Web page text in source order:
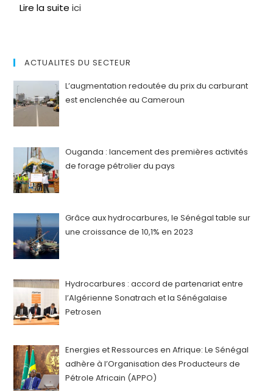
Lire la suiteici
ACTUALITES DU SECTEUR
L’augmentation redoutée du prix du carburant
est enclenchée au Cameroun
Ouganda : lancement des premières activités
de forage pétrolier du pays
Grâce aux hydrocarbures, le Sénégal table sur
une croissance de 10,1% en 2023
Hydrocarbures : accord de partenariat entre
l’Algérienne Sonatrach et la Sénégalaise
Petrosen
Energies et Ressources en Afrique: Le Sénégal
adhère à l’Organisation des Producteurs de
Pétrole Africain (APPO)